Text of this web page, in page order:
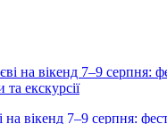
вікенд 7–9 серпня: